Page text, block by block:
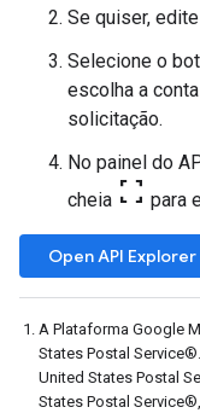
Se quiser,
Selecione o
escolha a
solicitação.
No painel do
cheia fullscreen para
Open API Explorer
A Plataforma Google
States Postal
United States Postal
States Postal